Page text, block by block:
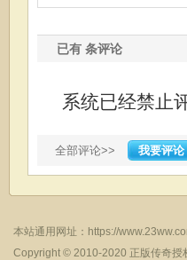
已有 条评论
系统已经禁止
全部评论>> 我要评论
本站通用网址： https://
Copyright © 2010-2020 正版传奇授